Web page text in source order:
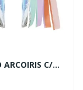
GLOBO ARCOIRIS C/FLECO 38X41CM